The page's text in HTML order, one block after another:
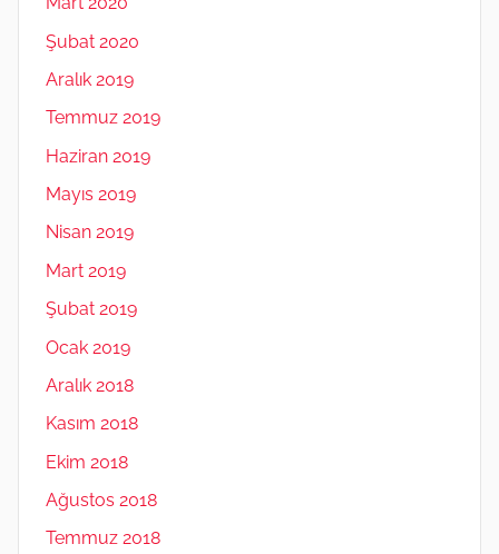
Şubat 2020
Aralık 2019
Temmuz 2019
Haziran 2019
Mayıs 2019
Nisan 2019
Mart 2019
Şubat 2019
Ocak 2019
Aralık 2018
Kasım 2018
Ekim 2018
Ağustos 2018
Temmuz 2018